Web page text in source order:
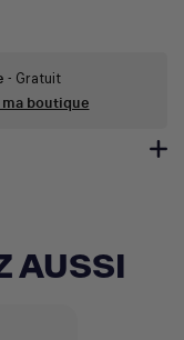
- Gratuit
boutique
AUSSI